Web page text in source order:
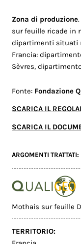
Zona di produzione
sur feuille ricade in
dipartimenti situati
Francia:
Sèvres,
Fonte: Fondazione
SCARICA IL
SCARICA IL
ARGOMENTI TRATTATI:
Mothais sur feuille
TERRITORIO: